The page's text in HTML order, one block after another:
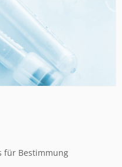
für Bestimmung